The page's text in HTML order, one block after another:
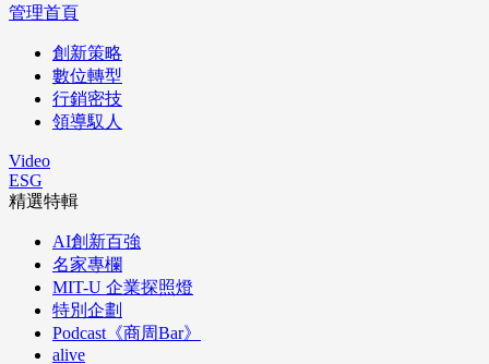
管理首頁
創新策略
數位轉型
行銷密技
領導馭人
Video
ESG
精選特輯
AI創新百強
名家專欄
MIT-U 企業探照燈
特別企劃
Podcast《商周Bar》
alive